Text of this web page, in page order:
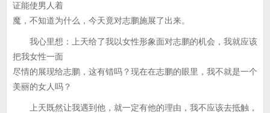
证能使男人着
魔，不知道为什么，今天竟对志鹏施展了出来。
我心里想：上天给了我以女性形象面对志鹏的机会，我就应该
把我女性一面
尽情的展现给志鹏，这有错吗？现在在志鹏的眼里，我不就是一个
美丽的女人吗？
上天既然让我遇到他，就一定有他的理由，我不应该去抵触，